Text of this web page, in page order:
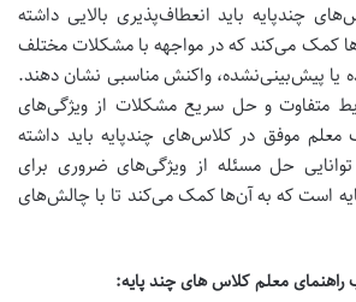
چندپایه باید انعطاف‌پذیری بالایی داشته
کمک می‌کند که در مواجهه با مشکلات مختلف
یا پیش‌بینی‌نشده، واکنش مناسبی نشان دهند.
متفاوت و حل سریع مشکلات از ویژگی‌های
موفق در کلاس‌های چندپایه باید داشته
حل مسئله از ویژگی‌های ضروری برای
است که به آن‌ها کمک می‌کند تا با چالش‌های